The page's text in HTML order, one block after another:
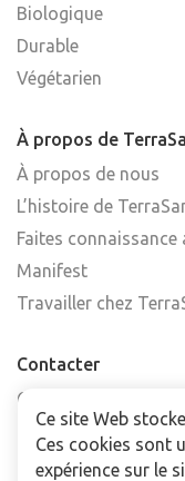
Biologique
Durable
Végétarien
À propos de
À propos de nous
L’histoire de
Faites connaissance
Manifest
Travailler chez
Contacter
Contactez-nous
Trouver un point de
FAQ
Ce site Web
Ces cookies sont
expérience sur le